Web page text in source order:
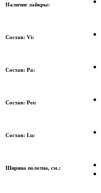
Наличие лайкры:
Состав: Vi:
Состав: Pa:
Состав: Pes:
Состав: Lu:
Ширина полотна, см.: